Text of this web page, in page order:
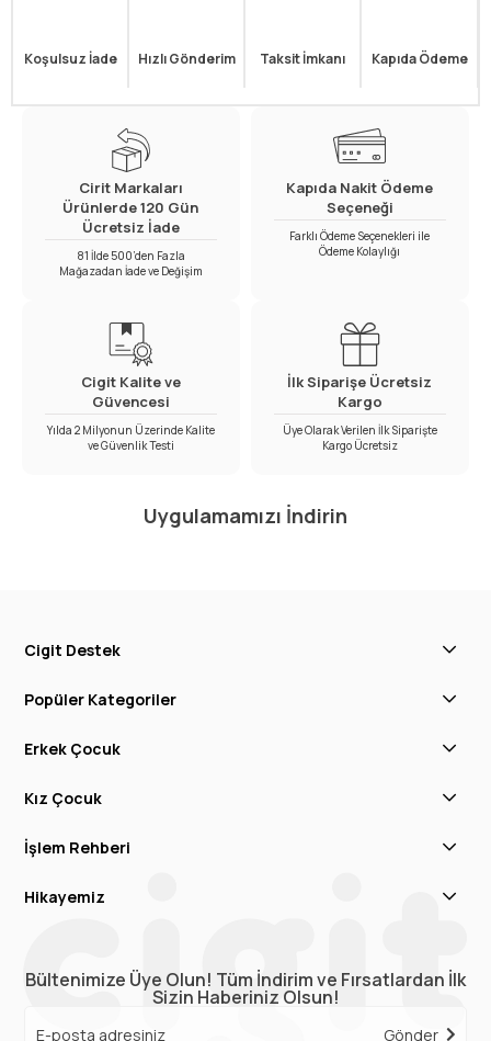
Koşulsuz İade Hızlı Gönderim Taksit İmkanı Kapıda Ödeme
Cirit Markaları
Ürünlerde 120 Gün
Ücretsiz İade
81 İlde 500’den Fazla
Mağazadan İade ve Değişim
Kapıda Nakit Ödeme
Seçeneği
Farklı Ödeme Seçenekleri ile
Ödeme Kolaylığı
Cigit Kalite ve
Güvencesi
Yılda 2 Milyonun Üzerinde Kalite
ve Güvenlik Testi
İlk Siparişe Ücretsiz
Kargo
Üye Olarak Verilen İlk Siparişte
Kargo Ücretsiz
Uygulamamızı İndirin
Cigit Destek
Popüler Kategoriler
Erkek Çocuk
Kız Çocuk
İşlem Rehberi
Hikayemiz
Bültenimize Üye Olun! Tüm İndirim ve Fırsatlardan İlk
Sizin Haberiniz Olsun!
Gönder